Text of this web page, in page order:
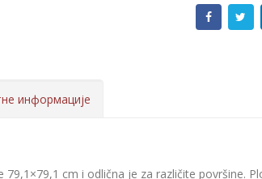
информације
79,1×79,1 cm i odlična je za različite površine.